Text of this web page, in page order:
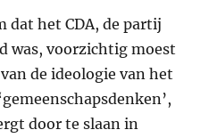
dat hetCDA, de partij
was, voorzichtig moest
de ideologie van het
door te slaan in